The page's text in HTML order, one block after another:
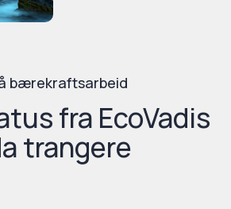
bærekraftsarbeid
fra EcoVadis
trangere